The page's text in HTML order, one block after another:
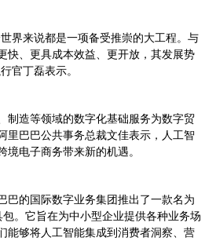
界来说都是一项备受推崇的大工程。与
快、更具成本效益、更开放，其发展势
官丁磊表示。
制造等领域的数字化基础服务为数字贸
里巴巴公共事务总裁文佳表示，人工智
电子商务带来新的机遇。
巴的国际数字业务集团推出了一款名为
。它旨在为中小型企业提供各种业务场
能够将人工智能集成到消费者洞察、营